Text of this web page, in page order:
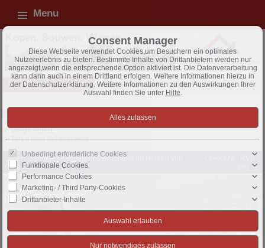
Menu
Alle objecten - overzicht Appartem., te koop Exposé
Vorige object
Terug naar het overzicht
Apen: Sonnige Obergeschosswohnung im Herzen von
Augustfehn
Object-Nr.: RVB-
360_4
Consent Manager
Diese Webseite verwendet Cookies,um Besuchern ein optimales
Nutzererlebnis zu bieten. Bestimmte Inhalte von Drittanbietern werden nur
angezeigt,wenn die entsprechende Option aktiviert ist. Die Datenverarbeitung
kann dann auch in einem Drittland erfolgen. Weitere Informationen hierzu in
der Datenschutzerklärung. Weitere Informationen zu den Auswirkungen Ihrer
Auswahl finden Sie unter Hilfe
Unbedingt erforderliche Cookies
Funktionale Cookies
Performance Cookies
Marketing- / Third Party-Cookies
Drittanbieter-Inhalte